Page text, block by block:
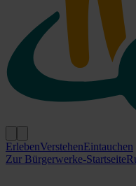
ErlebenVerstehenEintauchen
Zur Bürgerwerke-Startseite